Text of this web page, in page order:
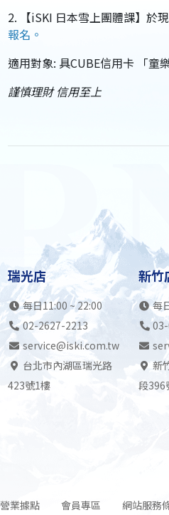
2. 【iSKI 日本雪上團體課】於
報名。
適用對象: 具CUBE信用卡 「童
謹慎理財 信用至上
瑞光店
每日11:00 ~ 22:00
02-2627-2213
service@iski.com.tw
台北市內湖區瑞光路
423號1樓
新竹
每
新
段396
營業據點 會員專區 網站服務